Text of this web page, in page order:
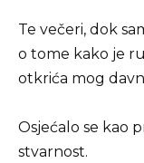
Te večeri, dok
o tome kako je
otkrića mog
Osjećalo se kao
stvarnost.